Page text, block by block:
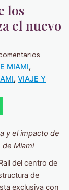
los
el nuevo
MIAMI,
, VIAJE Y
y el impacto de
de Miami
del centro de
de
exclusiva con